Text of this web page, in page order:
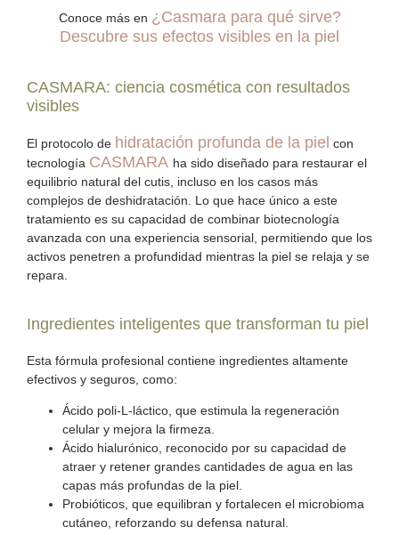
Conoce más en ¿Casmara para qué sirve?
Descubre sus efectos visibles en la piel
CASMARA: ciencia cosmética con resultados
visibles
El protocolo de hidratación profunda de la piel con
tecnología CASMARA ha sido diseñado para restaurar el
equilibrio natural del cutis, incluso en los casos más
complejos de deshidratación. Lo que hace único a este
tratamiento es su capacidad de combinar biotecnología
avanzada con una experiencia sensorial, permitiendo que los
activos penetren a profundidad mientras la piel se relaja y se
repara.
Ingredientes inteligentes que transforman tu piel
Esta fórmula profesional contiene ingredientes altamente
efectivos y seguros, como:
Ácido poli-L-láctico, que estimula la regeneración
celular y mejora la firmeza.
Ácido hialurónico, reconocido por su capacidad de
atraer y retener grandes cantidades de agua en las
capas más profundas de la piel.
Probióticos, que equilibran y fortalecen el microbioma
cutáneo, reforzando su defensa natural.